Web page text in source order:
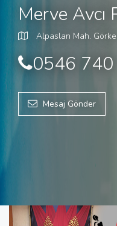
Merve Avcı
Alpaslan Mah.
0546
Mesaj Gönder